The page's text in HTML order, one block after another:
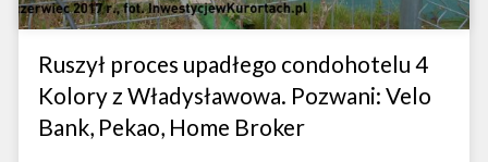
Ruszył proces upadłego condohotelu 4
Kolory z Władysławowa. Pozwani: Velo
Bank, Pekao, Home Broker